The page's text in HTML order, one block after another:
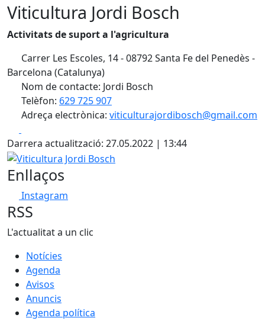
Viticultura Jordi Bosch
Activitats de suport a l'agricultura
Carrer Les Escoles, 14 - 08792 Santa Fe del Penedès -
Barcelona (Catalunya)
Nom de contacte: Jordi Bosch
Telèfon: 629 725 907
Adreça electrònica: viticulturajordibosch@gmail.com
Darrera actualització: 27.05.2022 | 13:44
Viticultura Jordi Bosch
Enllaços
Instagram
RSS
L'actualitat a un clic
Notícies
Agenda
Avisos
Anuncis
Agenda política